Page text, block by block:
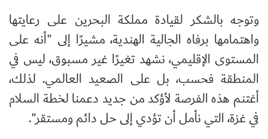
وتوجه بالشكر لقيادة مملكة البحرين على رعايتها
واهتمامها برفاه الجالية الهندية، مشيرًا إلى "أنه على
المستوى الإقليمي، نشهد تغيرًا غير مسبوق، ليس في
المنطقة فحسب، بل على الصعيد العالمي. لذلك،
أغتنم هذه الفرصة لأؤكد من جديد دعمنا لخطة السلام
في غزة، التي نأمل أن تؤدي إلى حل دائم ومستقر".